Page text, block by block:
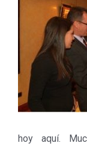
hoy aquí.